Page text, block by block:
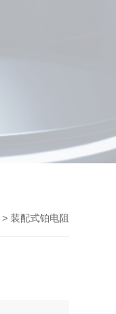
> 装配式铂电阻